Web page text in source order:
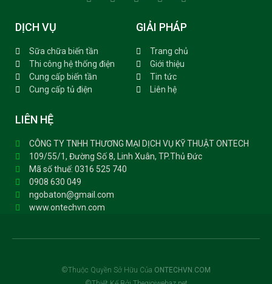
DỊCH VỤ
Sữa chữa biến tần
Thi công hệ thống điện
Cung cấp biến tần
Cung cấp tủ điện
GIẢI PHÁP
Trang chủ
Giới thiệu
Tin tức
Liên hệ
LIÊN HỆ
CÔNG TY TNHH THƯƠNG MẠI DỊCH VỤ KỸ THUẬT ONTECH
109/55/1, Đường Số 8, Linh Xuân, TP.Thủ Đức
Mã số thuế: 0316 525 740
0908 630 049
ngobaton@gmail.com
www.ontechvn.com
©Thuộc Quyền Sở Hữu Của ONTECHVN.COM